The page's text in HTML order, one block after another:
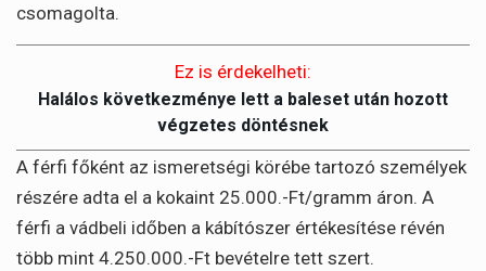
csomagolta.
Ez is érdekelheti:
Halálos következménye lett a baleset után hozott
végzetes döntésnek
A férfi főként az ismeretségi körébe tartozó személyek
részére adta el a kokaint 25.000.-Ft/gramm áron. A
férfi a vádbeli időben a kábítószer értékesítése révén
több mint 4.250.000.-Ft bevételre tett szert.